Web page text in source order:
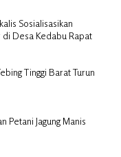
Sosialisasikan
di Desa Kedabu Rapat
Tinggi Barat Turun
Petani Jagung Manis